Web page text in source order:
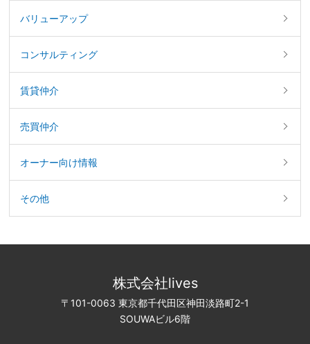
バリューアップ
コンサルティング
賃貸仲介
売買仲介
オーナー向け情報
その他
株式会社lives
〒101-0063 東京都千代田区神田淡路町2-1
SOUWAビル6階